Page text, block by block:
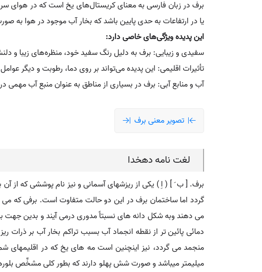
برف در زبان فارسی به معنای کریستال‌های یخ است که در هوای
یا در ارتفاعات به حدی پایین باشد که بخار آب موجود در هوا به
این پدیده ویژگی‌های خاصی دارد:
سفیدی و زیبایی: برف به دلیل رنگ سفید خود، منظره‌های زیبا و
تأثیرات اقلیمی: این پدیده می‌تواند بر روی دما، رطوبت و دیگر
آب و منابع آبی: برف در بسیاری از مناطق به عنوان منبع آب مهمی
تصویر معنی برف
لغت نامه دهخدا
برف. [ ب َ ] ( اِ ) یکی از ریزشهای آسمانی و نیز نام پوششی که از
گردد اما ساختمان برف در این دو حالت متفاوت است. برفی که
می دهند وبه شکل دانه های نسبتاً مدوری درمی آیند و بدین جهت
دمائی پائین تر از نقطه انجماد آب بسبب تراکم بخار آب بر
میلیمتر میباشد و صورت شش پهلو دارند که بطور کلی مشخِّص